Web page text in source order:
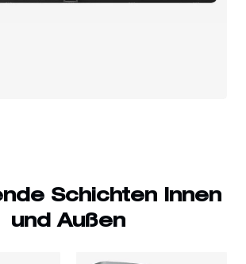
Schichten Innen
und Außen